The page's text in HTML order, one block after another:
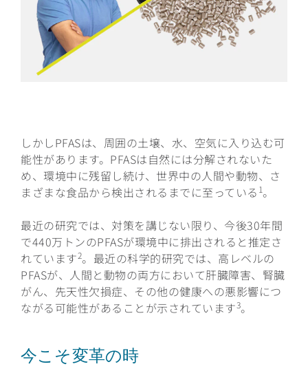
しかしPFASは、周囲の土壌、水、空気に入り込む可
能性があります。PFASは自然には分解されないた
め、環境中に残留し続け、世界中の人間や動物、さ
まざまな食品から検出されるまでに至っている 1。
最近の研究では、対策を講じない限り、今後30年間
で440万トンのPFASが環境中に排出されると推定さ
れています2。最近の科学的研究では、高レベルの
PFASが、人間と動物の両方において肝臓障害、腎臓
がん、先天性欠損症、その他の健康への悪影響につ
ながる可能性があることが示されています3。
今こそ変革の時